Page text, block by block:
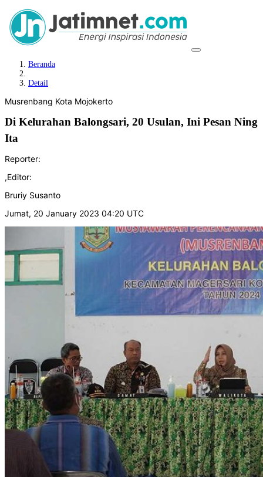
Beranda
Detail
Musrenbang Kota Mojokerto
Di Kelurahan Balongsari, 20 Usulan, Ini Pesan Ning
Ita
Reporter:
,Editor:
Bruriy Susanto
Jumat, 20 January 2023 04:20 UTC